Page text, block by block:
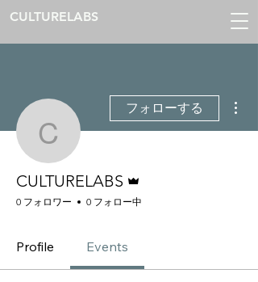
CULTURELABS
CULTURELABS
フォローする
CULTURELABS
0 フォロワー 0 フォロー中
Profile Events